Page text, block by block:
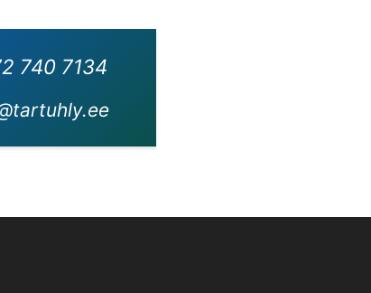
740 7134